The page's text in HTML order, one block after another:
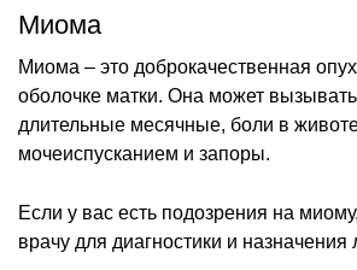
Миома
Миома – это доброкачественная
оболочке матки. Она может
длительные месячные, боли в
мочеиспусканием и запоры.
Если у вас есть подозрения на
врачу для диагностики и назначения